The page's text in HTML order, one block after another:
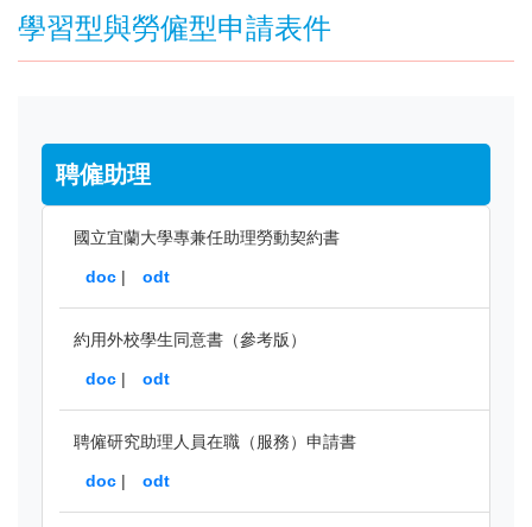
學習型與勞僱型申請表件
聘僱助理
國立宜蘭大學專兼任助理勞動契約書
doc | odt
約用外校學生同意書（參考版）
doc | odt
聘僱研究助理人員在職（服務）申請書
doc | odt